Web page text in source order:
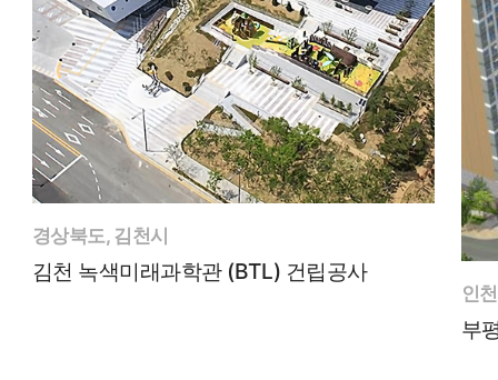
경상북도, 김천시
김천 녹색미래과학관 (BTL) 건립공사
인
부